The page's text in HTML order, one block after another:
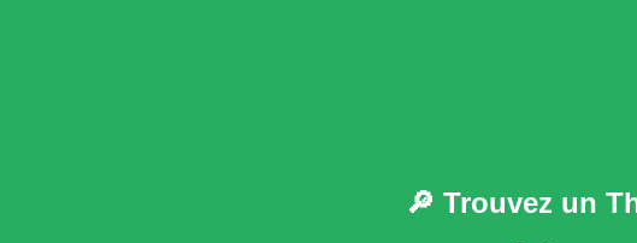
🔎 Trouvez un